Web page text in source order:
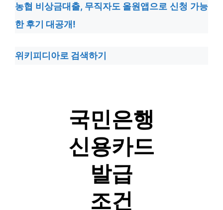
농협 비상금대출, 무직자도 올원앱으로 신청 가능
한 후기 대공개!
위키피디아로 검색하기